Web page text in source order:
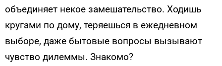
объединяет некое замешательство. Ходишь
кругами по дому, теряешься в ежедневном
выборе, даже бытовые вопросы вызывают
чувство дилеммы. Знакомо?